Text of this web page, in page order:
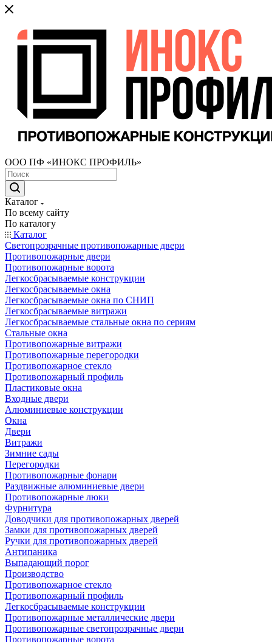
ООО ПФ «ИНОКС ПРОФИЛЬ»
Каталог
По всему сайту
По каталогу
Каталог
Светопрозрачные противопожарные двери
Противопожарные двери
Противопожарные ворота
Легкосбрасываемые конструкции
Легкосбрасываемые окна
Легкосбрасываемые окна по СНИП
Легкосбрасываемые витражи
Легкосбрасываемые стальные окна по сериям
Стальные окна
Противопожарные витражи
Противопожарные перегородки
Противопожарное стекло
Противопожарный профиль
Пластиковые окна
Входные двери
Алюминиевые конструкции
Окна
Двери
Витражи
Зимние сады
Перегородки
Противопожарные фонари
Раздвижные алюминиевые двери
Противопожарные люки
Фурнитура
Доводчики для противопожарных дверей
Замки для противопожарных дверей
Ручки для противопожарных дверей
Антипаника
Выпадающий порог
Производство
Противопожарное стекло
Противопожарный профиль
Легкосбрасываемые конструкции
Противопожарные металлические двери
Противопожарные светопрозрачные двери
Противопожарные ворота